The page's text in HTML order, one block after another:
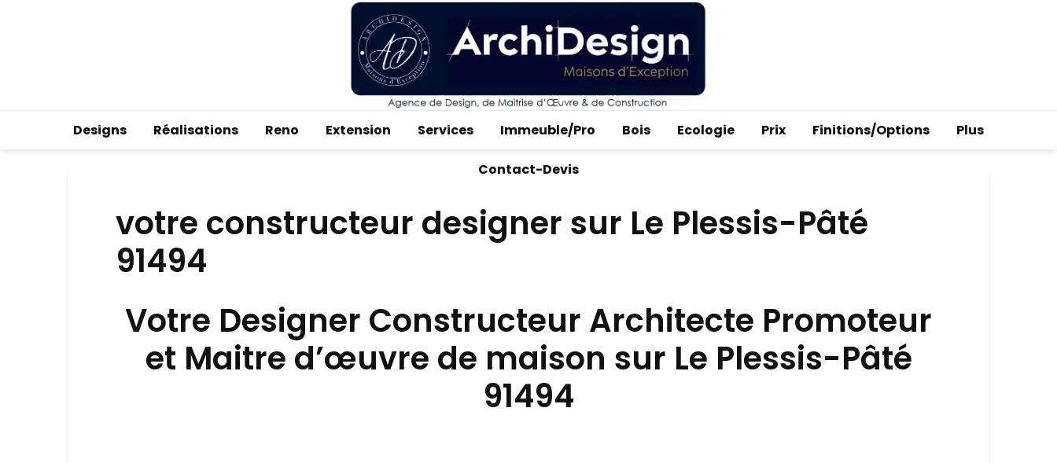
Designs Réalisations Reno Extension Services Immeuble/Pro Bois Ecologie Prix Finitions/Options Plus
Contact-Devis
votre constructeur designer sur Le Plessis-Pâté
91494
Votre Designer Constructeur Architecte Promoteur
et Maitre d’œuvre de maison sur Le Plessis-Pâté
91494